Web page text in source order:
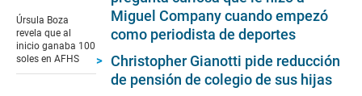
of
3
minutes,
0
Úrsula Boza
revela que al
inicio ganaba 100
soles en AFHS
Miguel Company cuando empezó
como periodista de deportes
Christopher Gianotti pide reducción
de pensión de colegio de sus hijas